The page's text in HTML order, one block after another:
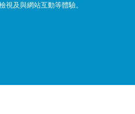
視及與網站互動等體驗。